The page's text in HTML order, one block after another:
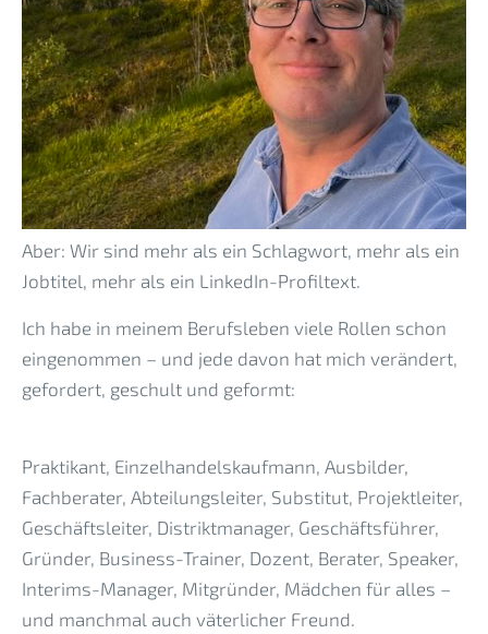
Aber: Wir sind mehr als ein Schlagwort, mehr als ein
Jobtitel, mehr als ein LinkedIn-Profiltext.
Ich habe in meinem Berufsleben viele Rollen schon
eingenommen – und jede davon hat mich verändert,
gefordert, geschult und geformt:
Praktikant, Einzelhandelskaufmann, Ausbilder,
Fachberater, Abteilungsleiter, Substitut, Projektleiter,
Geschäftsleiter, Distriktmanager, Geschäftsführer,
Gründer, Business-Trainer, Dozent, Berater, Speaker,
Interims-Manager, Mitgründer, Mädchen für alles –
und manchmal auch väterlicher Freund.